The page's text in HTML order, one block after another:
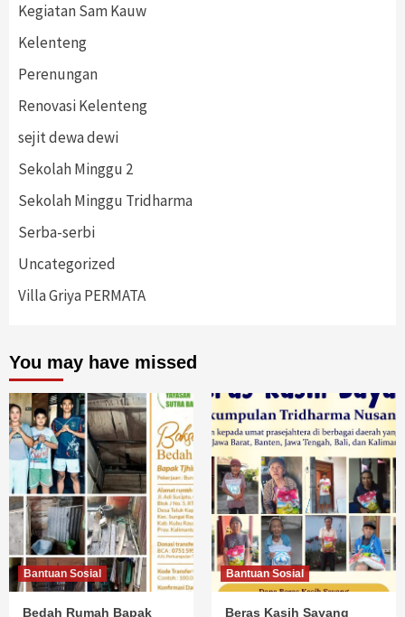
Kegiatan Sam Kauw
Kelenteng
Perenungan
Renovasi Kelenteng
sejit dewa dewi
Sekolah Minggu 2
Sekolah Minggu Tridharma
Serba-serbi
Uncategorized
Villa Griya PERMATA
You may have missed
Bantuan Sosial
Bedah Rumah Bapak
Bantuan Sosial
Beras Kasih Sayang